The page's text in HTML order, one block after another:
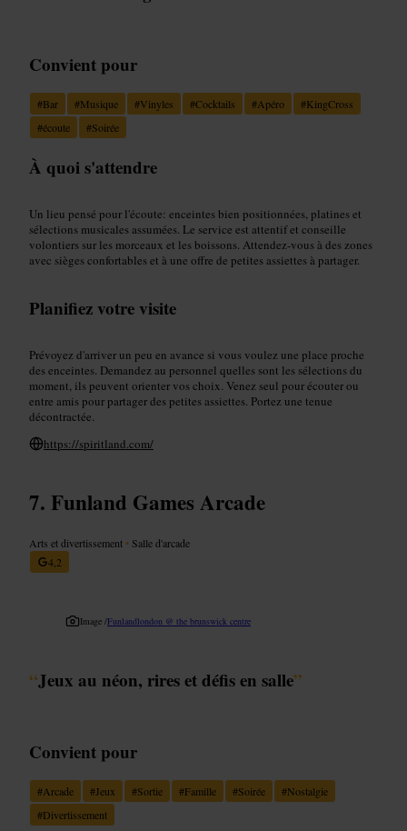
Convient pour
#Bar #Musique #Vinyles #Cocktails #Apéro #KingCross
#écoute #Soirée
À quoi s'attendre
Un lieu pensé pour l'écoute: enceintes bien positionnées, platines et
sélections musicales assumées. Le service est attentif et conseille
volontiers sur les morceaux et les boissons. Attendez-vous à des zones
avec sièges confortables et à une offre de petites assiettes à partager.
Planifiez votre visite
Prévoyez d'arriver un peu en avance si vous voulez une place proche
des enceintes. Demandez au personnel quelles sont les sélections du
moment, ils peuvent orienter vos choix. Venez seul pour écouter ou
entre amis pour partager des petites assiettes. Portez une tenue
décontractée.
https://spiritland.com/
Funland Games Arcade
Arts et divertissement • Salle d'arcade
4,2
Image /Funlandlondon @ the brunswick centre
“Jeux au néon, rires et défis en salle”
Convient pour
#Arcade #Jeux #Sortie #Famille #Soirée #Nostalgie
#Divertissement